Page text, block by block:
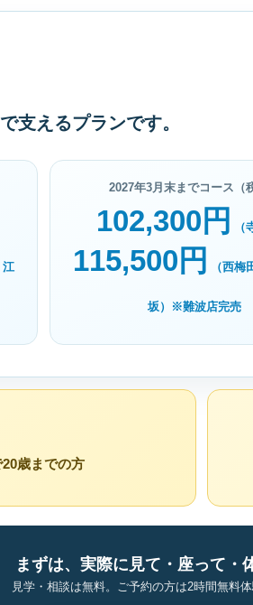
支えるプランです。
江
2027年3月末までコース（
102,300円 （
115,500円 （西
坂）※難波店完売
歳までの方
まずは、実際に見て・座って・
見学・相談は無料。ご予約の方は2時間無料